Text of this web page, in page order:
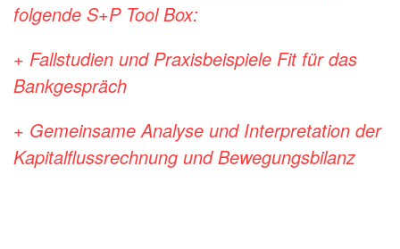
folgende S+P Tool Box:
+ Fallstudien und Praxisbeispiele Fit für das
Bankgespräch
+ Gemeinsame Analyse und Interpretation der
Kapitalflussrechnung und Bewegungsbilanz